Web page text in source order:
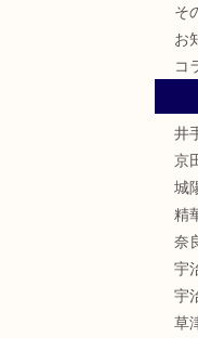
そ
お
コ
井
京
城
精
奈
宇
宇
草